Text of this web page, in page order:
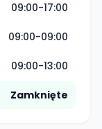
09:00-17:00
09:00-09:00
09:00-13:00
Zamknięte